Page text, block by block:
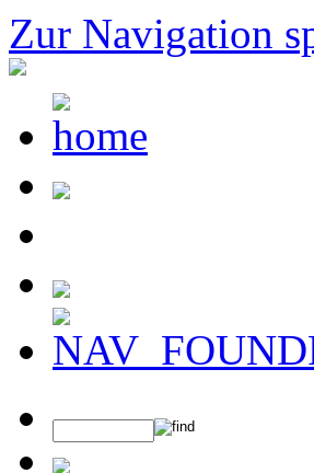
Zur Navigation